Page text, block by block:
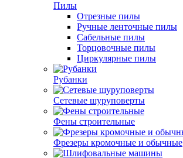
Пилы
Отрезные пилы
Ручные ленточные пилы
Сабельные пилы
Торцовочные пилы
Циркулярные пилы
Рубанки
Сетевые шуруповерты
Фены строительные
Фрезеры кромочные и обычные